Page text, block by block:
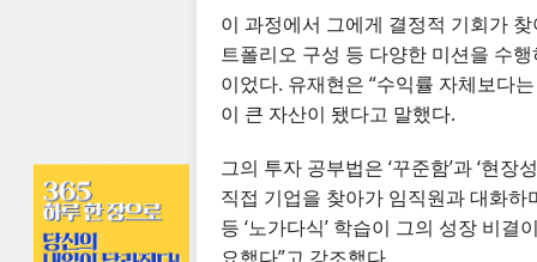
이 과정에서 그에게 결정적 기회가
트폴리오 구성 등 다양한 미션을 수
이었다. 유재현은 “수익률 자체보다
이 큰 자산이 됐다고 말했다.
그의 투자 공부법은 ‘꾸준함’과 ‘현
직접 기업을 찾아가 임직원과 대화
등 ‘노가다식’ 학습이 그의 성장 비